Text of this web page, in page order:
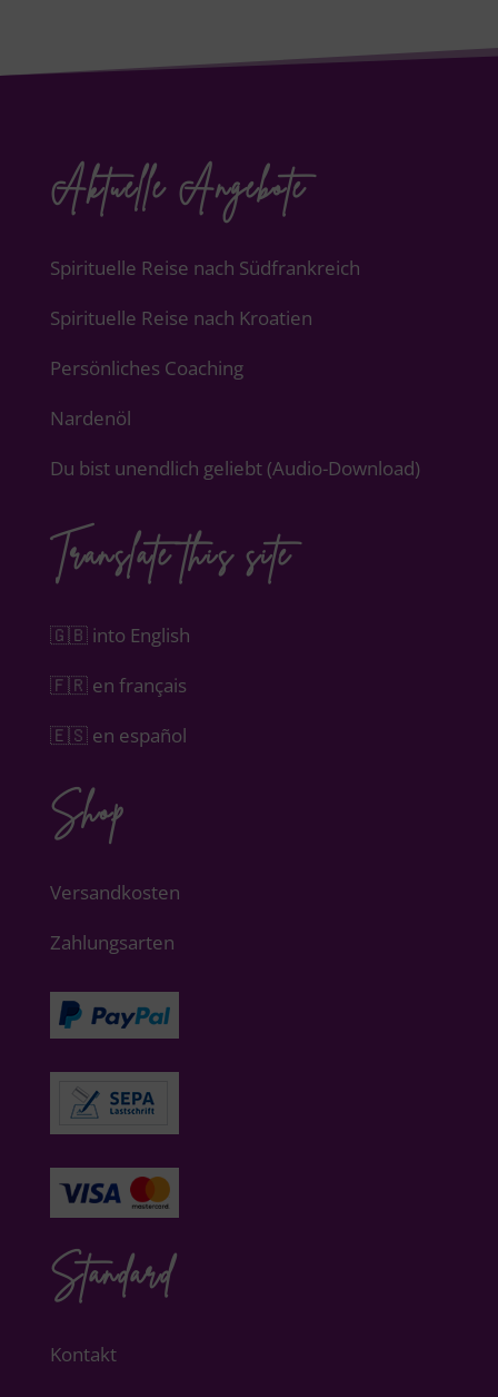
Aktuelle Angebote
Spirituelle Reise nach Südfrankreich
Spirituelle Reise nach Kroatien
Persönliches Coaching
Nardenöl
Du bist unendlich geliebt (Audio-Download)
Translate this site
🇬🇧 into English
🇫🇷 en français
🇪🇸 en español
Shop
Versandkosten
Zahlungsarten
Standard
Kontakt